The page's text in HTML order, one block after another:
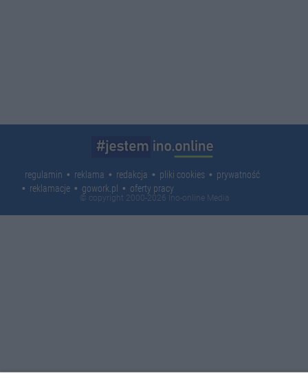
regulamin reklama redakcja pliki cookies
prywatność
reklamacje
gowork.pl oferty pracy
© copyright 2000-2026 Ino-online Media